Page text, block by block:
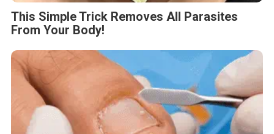
This Simple Trick Removes All Parasites
From Your Body!